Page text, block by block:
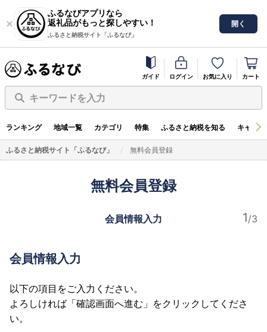
ふるなびアプリなら
返礼品がもっと探しやすい！
ふるさと納税サイト「ふるなび」
開く
ガイド ログイン お気に入り カート
キーワードを入力
ランキング 地域一覧 カテゴリ 特集 ふるさと納税を知る キャン
ふるさと納税サイト「ふるなび」 無料会員登録
無料会員登録
会員情報入力
会員情報入力
以下の項目をご入力ください。
よろしければ「確認画面へ進む」をクリックしてくださ
い。